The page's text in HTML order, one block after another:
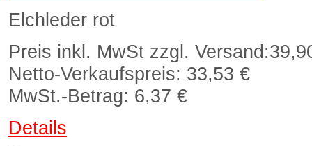
Elchleder rot
Preis inkl. MwSt zzgl. Versand:
Netto-Verkaufspreis: 33,53 €
MwSt.-Betrag: 6,37 €
Details